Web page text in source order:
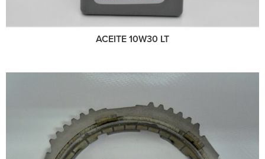
ACEITE 10W30 LT